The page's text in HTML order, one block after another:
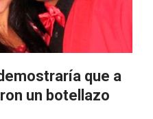
que a
un botellazo